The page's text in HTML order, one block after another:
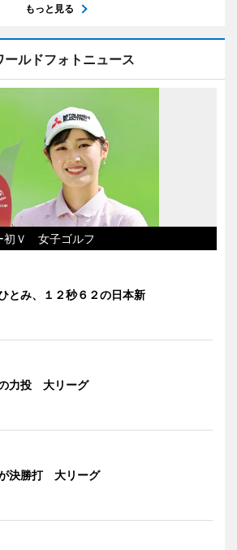
もっと見る
ールドフォトニュース
初Ｖ 女子ゴルフ
とみ、１２秒６２の日本新
力投 大リーグ
決勝打 大リーグ